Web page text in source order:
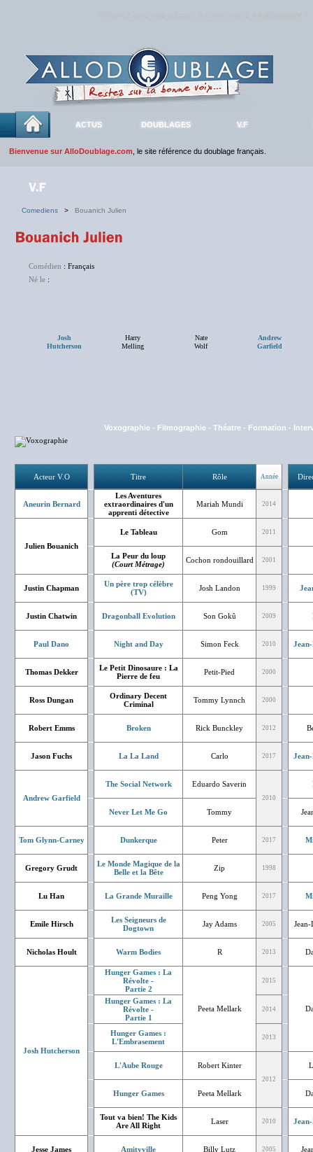
ACTUS DOUBLAGES V.F
Bienvenue sur AlloDoublage.com , le site référence du doublage français.
Comediens > Bouanich Julien
Comédien : Français
Né le :
Josh
Hutcherson
Harry
Melling
Nate
Wolf
Andrew
Garfield
Voxographie - Filmographie - Théatre - Formation -
Acteur V.O Titre Rôle Année
Aneurin Bernard
Les Aventures
extraordinaires d'un
apprenti détective
Mariah Mundi 2014
Julien Bouanich
Le Tableau Gom 2011
La Peur du loup
(Court Métrage)
Cochon rondouillard 2001
Justin Chapman
Un père trop célèbre
(TV)
Josh Landon 1999
Justin Chatwin Dragonball Evolution Son Gokû 2009
Paul Dano Night and Day Simon Feck 2010
Thomas Dekker
Le Petit Dinosaure : La
Pierre de feu
Petit-Pied 2000
Ross Dungan
Ordinary Decent
Criminal
Tommy Lynnch 2000
Robert Emms Broken Rick Bunckley 2012
Jason Fuchs La La Land Carlo 2017
Andrew Garfield
The Social Network Eduardo Saverin
2010
Never Let Me Go Tommy
Tom Glynn-Carney Dunkerque Peter 2017
Gregory Grudt
Le Monde Magique de la
Belle et la Bête
Zip 1998
Lu Han La Grande Muraille Peng Yong 2017
Emile Hirsch
Les Seigneurs de
Dogtown
Jay Adams 2005
Nicholas Hoult Warm Bodies R 2013
Josh Hutcherson
Hunger Games : La
Révolte -
Partie 2
Peeta Mellark
2015
Hunger Games : La
Révolte -
Partie 1
2014
Hunger Games :
L'Embrasement
2013
L'Aube Rouge Robert Kinter
2012
Hunger Games Peeta Mellark
Tout va bien! The Kids
Are All Right
Laser 2010
Jesse James Amityville Billy Lutz 2005